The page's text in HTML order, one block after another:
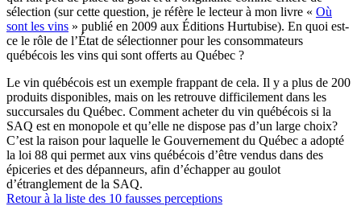
sélection (sur cette question, je réfère le lecteur à mon livre « Où
sont les vins » publié en 2009 aux Éditions Hurtubise). En quoi est-
ce le rôle de l’État de sélectionner pour les consommateurs
québécois les vins qui sont offerts au Québec ?
Le vin québécois est un exemple frappant de cela. Il y a plus de 200
produits disponibles, mais on les retrouve difficilement dans les
succursales du Québec. Comment acheter du vin québécois si la
SAQ est en monopole et qu’elle ne dispose pas d’un large choix?
C’est la raison pour laquelle le Gouvernement du Québec a adopté
la loi 88 qui permet aux vins québécois d’être vendus dans des
épiceries et des dépanneurs, afin d’échapper au goulot
d’étranglement de la SAQ.
Retour à la liste des 10 fausses perceptions